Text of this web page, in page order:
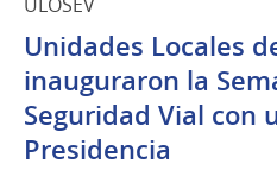
Unidades Locales
inauguraron la
Seguridad Vial con
Presidencia